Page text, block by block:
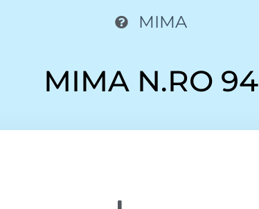
MIMA
MIMA N.RO 94